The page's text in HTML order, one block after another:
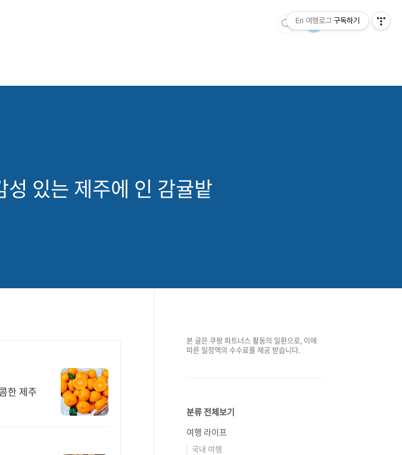
있는 제주에 인 감귤밭
한 제주
본 글은 쿠팡 파트너스 활동의 일환으로, 이에
따른 일정액의 수수료를 제공 받습니다.
분류 전체보기
여행 라이프
국내 여행
En 여행로그 구독하기